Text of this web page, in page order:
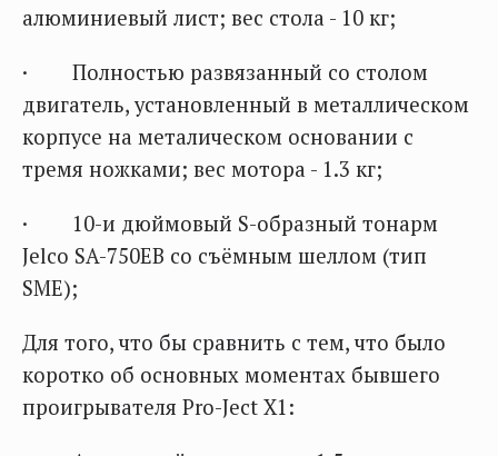
алюминиевый лист; вес стола - 10 кг;
· Полностью развязанный со столом
двигатель, установленный в металлическом
корпусе на металическом основании с
тремя ножками; вес мотора - 1.3 кг;
· 10-и дюймовый S-образный тонарм
Jelco SA-750EB со съёмным шеллом (тип
SME);
Для того, что бы сравнить с тем, что было
коротко об основных моментах бывшего
проигрывателя Pro-Ject X1: